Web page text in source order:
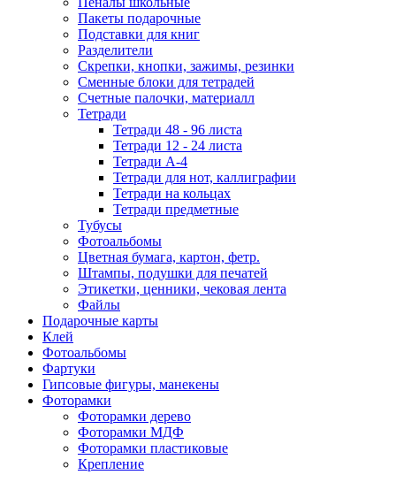
Пакеты подарочные
Подставки для книг
Разделители
Скрепки, кнопки, зажимы, резинки
Сменные блоки для тетрадей
Счетные палочки, материалл
Тетради
Тетради 48 - 96 листа
Тетради 12 - 24 листа
Тетради А-4
Тетради для нот, каллиграфии
Тетради на кольцах
Тетради предметные
Тубусы
Фотоальбомы
Цветная бумага, картон, фетр.
Штампы, подушки для печатей
Этикетки, ценники, чековая лента
Файлы
Подарочные карты
Клей
Фотоальбомы
Фартуки
Гипсовые фигуры, манекены
Фоторамки
Фоторамки дерево
Фоторамки МДФ
Фоторамки пластиковые
Крепление